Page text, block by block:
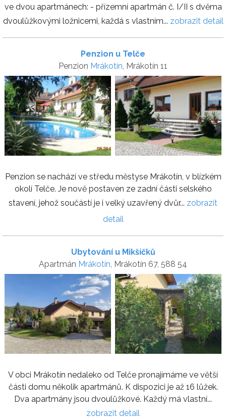
ve dvou apartmánech: - přízemní apartmán č. I/II s dvěma
dvoulůžkovými ložnicemi, každá s vlastním... zobrazit detail
Penzion u Telče
Penzion Mrákotín, Mrákotín 11
Penzion se nachází ve středu městyse Mrákotín, v blízkém
okolí Telče. Je nově postaven ze zadní části selského
stavení, jehož součástí je i velký uzavřený dvůr... zobrazit
detail
Ubytování u Mikšíčků
Apartmán Mrákotín, Mrákotín 67, 588 54
V obci Mrákotín nedaleko od Telče pronajímáme ve větší
části domu několik apartmánů. K dispozici je až 16 lůžek.
Dva apartmány jsou dvoulůžkové. Každý má vlastní...
zobrazit detail